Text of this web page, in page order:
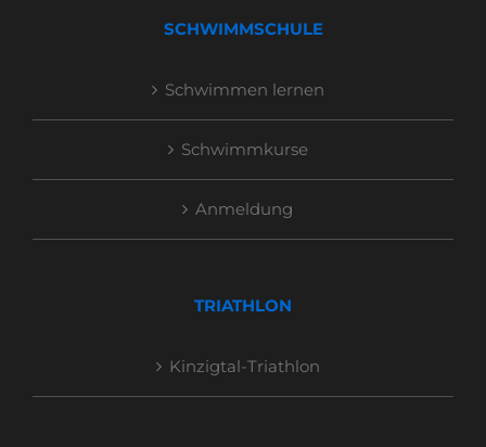
SCHWIMMSCHULE
Schwimmen lernen
Schwimmkurse
Anmeldung
TRIATHLON
Kinzigtal-Triathlon